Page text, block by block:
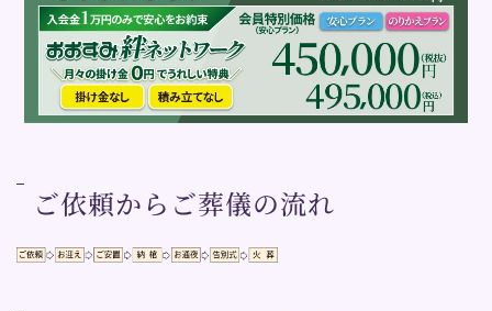
ご依頼からご葬儀の流れ